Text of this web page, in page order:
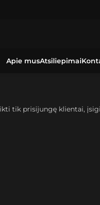
Apie musAtsiliepimai
tik prisijungę klientai,